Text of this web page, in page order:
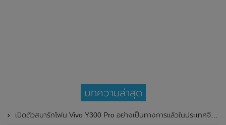
บทความล่าสุด
เปิดตัวสมาร์ทโฟน Vivo Y300 Pro อย่างเป็นทางการแล้วในประเทศจีน มาพร้อมดีไซน์พรีเมี่ยม ทนทาน และแบตเตอรี่สุดอึดขนาดใหญ่ 6,500mAh พร้อมรองรับการชาร์จไว 80W